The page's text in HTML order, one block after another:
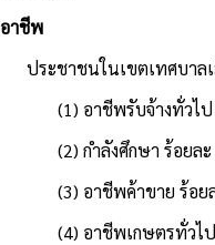
อาชีพ
ชนในเขตเทศบาลเมือ
ชีพรับจ้างทั่วไป ร้อ
ลังศึกษา ร้อยละ
ชีพค้าขาย ร้อยละ
ชีพเกษตรทั่วไป ร้อ